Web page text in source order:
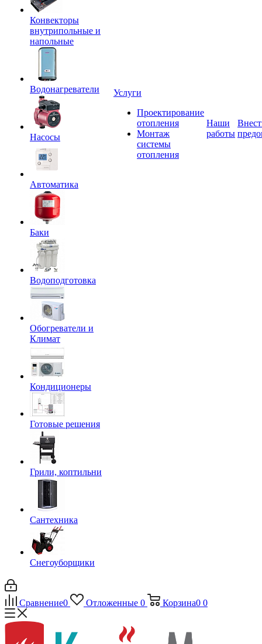
Конвекторы
внутрипольные и
напольные
Водонагреватели
Насосы
Автоматика
Баки
Водоподготовка
Обогреватели и
Климат
Кондиционеры
Готовые решения
Грили, коптильни
Сантехника
Снегоуборщики
Услуги
Проектирование
отопления
Монтаж
системы
отопления
Наши
работы
Сравнение0 Отложенные 0 Корзина0 0